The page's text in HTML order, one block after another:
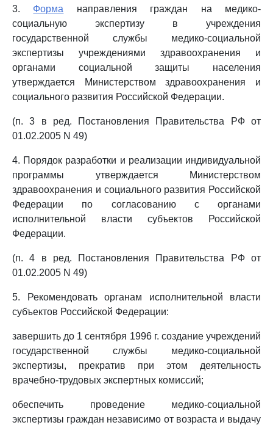
3. Форма направления граждан на медико-
социальную экспертизу в учреждения
государственной службы медико-социальной
экспертизы учреждениями здравоохранения и
органами социальной защиты населения
утверждается Министерством здравоохранения и
социального развития Российской Федерации.
(п. 3 в ред. Постановления Правительства РФ от
01.02.2005 N 49)
4. Порядок разработки и реализации индивидуальной
программы утверждается Министерством
здравоохранения и социального развития Российской
Федерации по согласованию с органами
исполнительной власти субъектов Российской
Федерации.
(п. 4 в ред. Постановления Правительства РФ от
01.02.2005 N 49)
5. Рекомендовать органам исполнительной власти
субъектов Российской Федерации:
завершить до 1 сентября 1996 г. создание учреждений
государственной службы медико-социальной
экспертизы, прекратив при этом деятельность
врачебно-трудовых экспертных комиссий;
обеспечить проведение медико-социальной
экспертизы граждан независимо от возраста и выдачу